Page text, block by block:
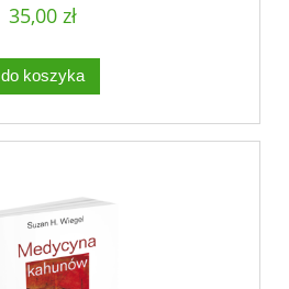
35,00 zł
do koszyka